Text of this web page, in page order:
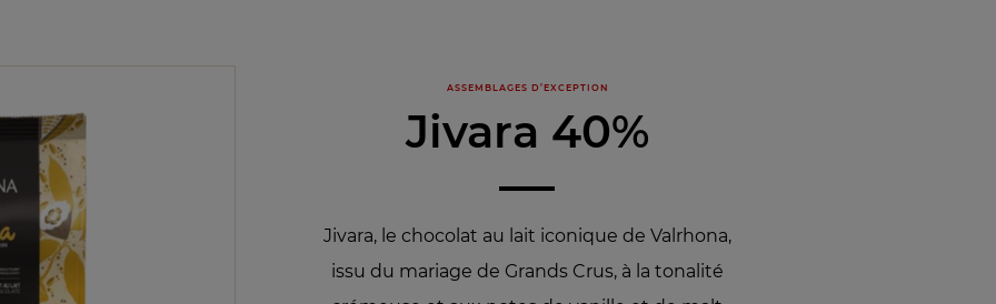
ASSEMBLAGES D’EXCEPTION
Jivara 40%
Jivara, le chocolat au lait iconique de Valrhona,
issu du mariage de Grands Crus, à la tonalité